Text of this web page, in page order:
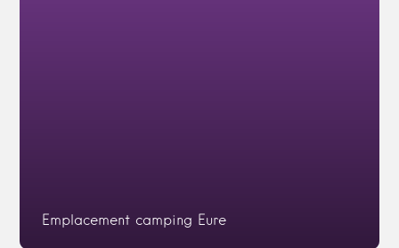
Emplacement camping Eure